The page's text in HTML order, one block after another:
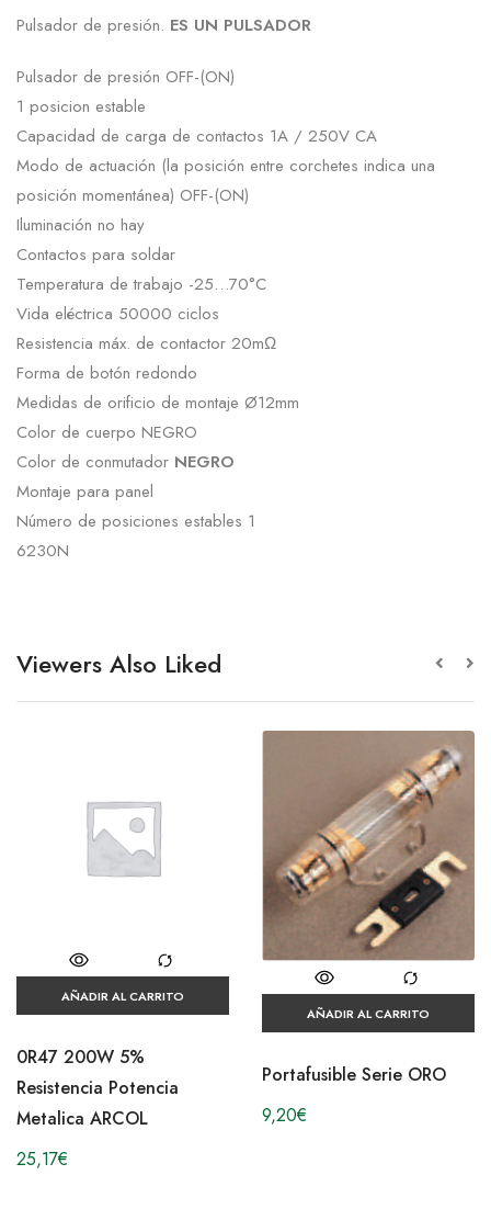
Pulsador de presión. ES UN PULSADOR
Pulsador de presión OFF-(ON)
1 posicion estable
Capacidad de carga de contactos 1A / 250V CA
Modo de actuación (la posición entre corchetes indica una
posición momentánea) OFF-(ON)
Iluminación no hay
Contactos para soldar
Temperatura de trabajo -25…70°C
Vida eléctrica 50000 ciclos
Resistencia máx. de contactor 20mΩ
Forma de botón redondo
Medidas de orificio de montaje Ø12mm
Color de cuerpo NEGRO
Color de conmutador NEGRO
Montaje para panel
Número de posiciones estables 1
6230N
Viewers Also Liked
AÑADIR AL CARRITO
0R47 200W 5%
Resistencia Potencia
Metalica ARCOL
25,17€
AÑADIR AL CARRITO
Portafusible Serie ORO
9,20€